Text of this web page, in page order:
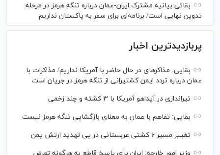
بقائی:بیانیه مشترک ایران-عمان درباره تنگه هرمز در مرحله
تدوین نهایی است/ برنامه‌ای برای سفر به پاکستان نداریم
پربازدیدترین اخبار
بقایی: مذاکره‎ای در حال حاضر با آمریکا نداریم/ مذاکرات با
عمان درباره تردد ایمن کشتیرانی از تنگه هرمز در جریان است
تیراندازی در آیداهو آمریکا با ۳ کشته و چند زخمی
بقایی: تفاهم با عمان به معنای بازگشایی تنگه هرمز نیست
تغییر مسیر ۶ کشتی عربستانی در پی تهدید ارتش یمن
وزیر امور خارجه: ایران برای پاسخ قاطع به هرگونه تعرض